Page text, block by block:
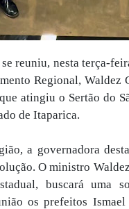
reuniu, nesta terça-
Regional, Waldez
atingiu o Sertão do
de Itaparica.
a governadora
O ministro
buscará uma
os prefeitos